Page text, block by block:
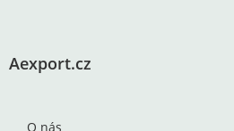
Aexport.cz
O nás